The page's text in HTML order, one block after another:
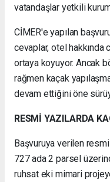
vatandaşlar yetkili
CİMER'e yapılan
cevaplar, otel
ortaya koyuyor. Ancak
rağmen kaçak
devam ettiğini öne
RESMİ YAZILARDA
Başvuruya verilen
727 ada 2 parsel
ruhsat eki mimari